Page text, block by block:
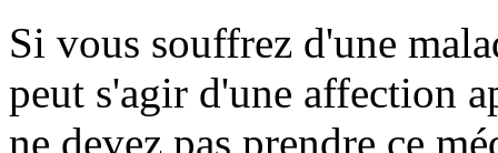
Si vous souffrez d'une
peut s'agir d'une affection
ne devez pas prendre ce